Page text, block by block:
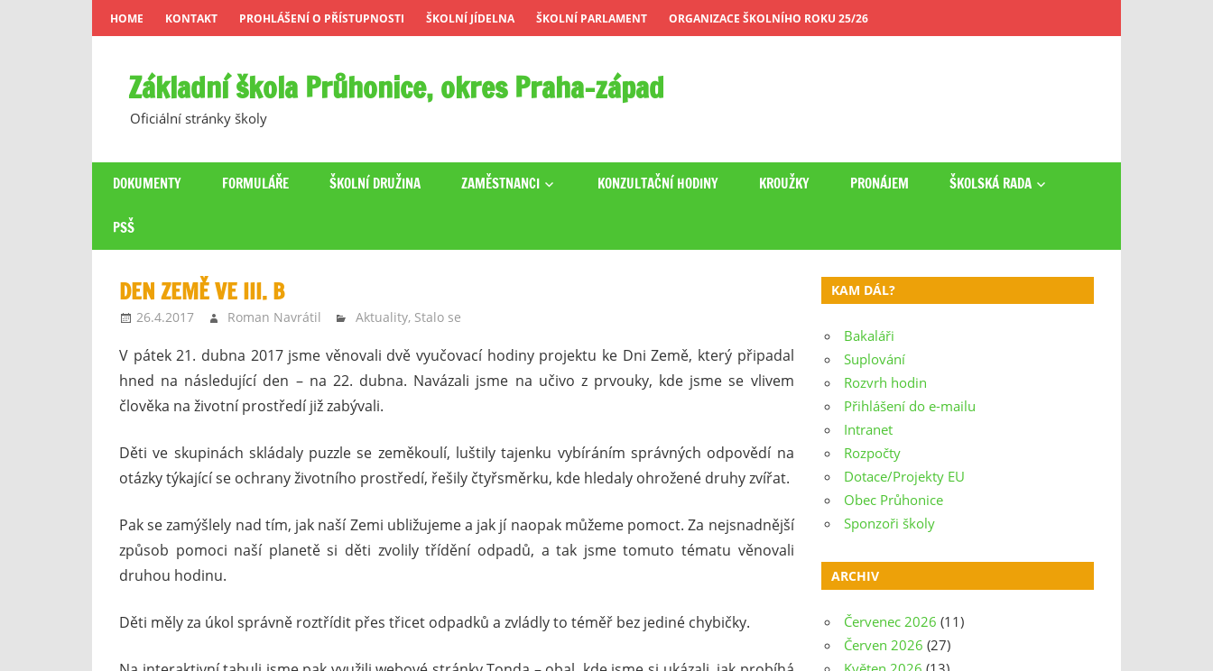
Skip
to
HOME KONTAKT PROHLÁŠENÍ O PŘÍSTUPNOSTI ŠKOLNÍ JÍDELNA ŠKOLNÍ PARLAMENT ORGANIZACE ŠKOLNÍHO ROKU 25/26
Základní škola Průhonice, okres Praha-západ
Oficiální stránky školy
DOKUMENTY FORMULÁŘE ŠKOLNÍ DRUŽINA ZAMĚSTNANCI KONZULTAČNÍ HODINY KROUŽKY PRONÁJEM ŠKOLSKÁ RADA
PSŠ
DEN ZEMĚ VE III. B
26.4.2017 Roman Navrátil Aktuality, Stalo se
V pátek 21. dubna 2017 jsme věnovali dvě vyučovací hodiny projektu ke Dni Země, který připadal
hned na následující den – na 22. dubna. Navázali jsme na učivo z prvouky, kde jsme se vlivem
člověka na životní prostředí již zabývali.
Děti ve skupinách skládaly puzzle se zeměkoulí, luštily tajenku vybíráním správných odpovědí na
otázky týkající se ochrany životního prostředí, řešily čtyřsměrku, kde hledaly ohrožené druhy zvířat.
Pak se zamýšlely nad tím, jak naší Zemi ubližujeme a jak jí naopak můžeme pomoct. Za nejsnadnější
způsob pomoci naší planetě si děti zvolily třídění odpadů, a tak jsme tomuto tématu věnovali
druhou hodinu.
Děti měly za úkol správně roztřídit přes třicet odpadků a zvládly to téměř bez jediné chybičky.
KAM DÁL?
Bakaláři
Suplování
Rozvrh hodin
Přihlášení do e-mailu
Intranet
Rozpočty
Dotace/Projekty EU
Obec Průhonice
Sponzoři školy
ARCHIV
Červenec 2026 (11)
Červen 2026 (27)